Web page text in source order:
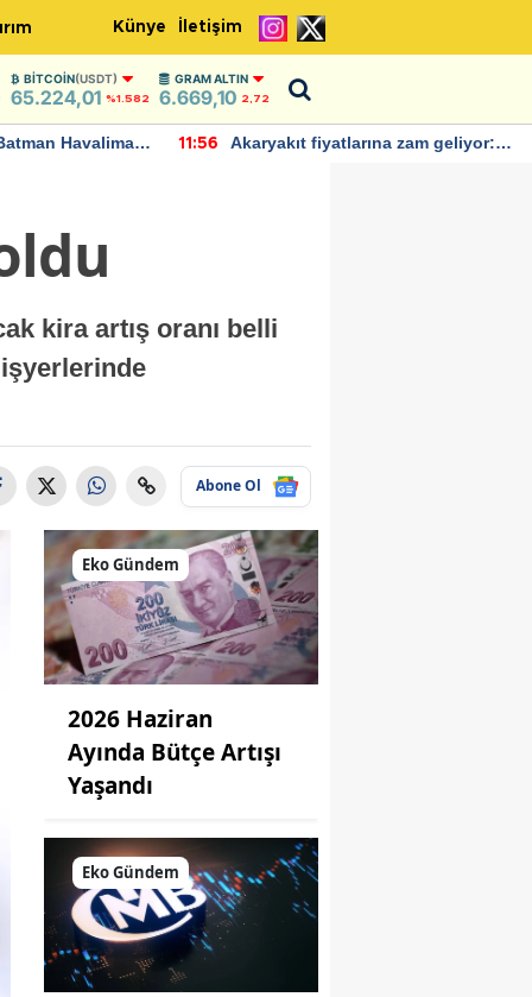
Künye İletişim
BITCOIN(USDT)
65.224,01 %1.582
GRAM ALTIN
6.669,10 2,72
Havalimanı
11:56
Akaryakıt fiyatlarına zam geliyor:
kira artış oranı belli
işyerlerinde
Abone Ol
Eko Gündem
2026 Haziran
Ayında Bütçe Artışı
Yaşandı
Eko Gündem